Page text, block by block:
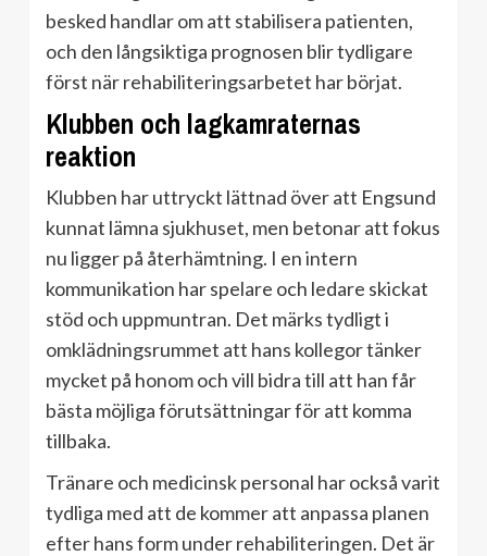
besked handlar om att stabilisera patienten,
och den långsiktiga prognosen blir tydligare
först när rehabiliteringsarbetet har börjat.
Klubben och lagkamraternas
reaktion
Klubben har uttryckt lättnad över att Engsund
kunnat lämna sjukhuset, men betonar att fokus
nu ligger på återhämtning. I en intern
kommunikation har spelare och ledare skickat
stöd och uppmuntran. Det märks tydligt i
omklädningsrummet att hans kollegor tänker
mycket på honom och vill bidra till att han får
bästa möjliga förutsättningar för att komma
tillbaka.
Tränare och medicinsk personal har också varit
tydliga med att de kommer att anpassa planen
efter hans form under rehabiliteringen. Det är